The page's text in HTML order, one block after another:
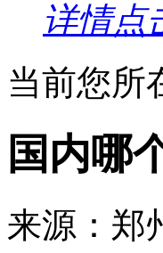
详情点
当前您所
国内哪
来源：郑